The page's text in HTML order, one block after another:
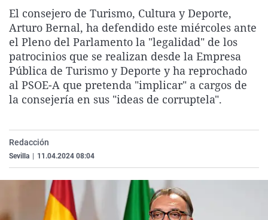
La rosa de los vientos
Gente viajera
Como el perro y el
Caso
Retornados
Equipo de
Operación Viuda
Extremadura
Galicia
La Rioja
Navarra
País Vasco
Virales
Televisión
Elecciones
El consejero de Turismo, Cultura y Deporte,
Arturo Bernal, ha defendido este miércoles ante
el Pleno del Parlamento la "legalidad" de los
patrocinios que se realizan desde la Empresa
Pública de Turismo y Deporte y ha reprochado
al PSOE-A que pretenda "implicar" a cargos de
la consejería en sus "ideas de corruptela".
Redacción
Sevilla 11.04.2024 08:04